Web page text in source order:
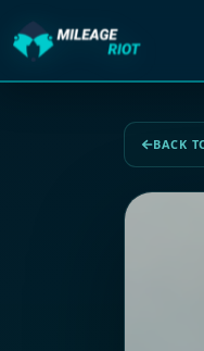
BACK